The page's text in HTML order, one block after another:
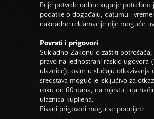
Prije potvrde online kupnje potrebno
podatke o događaju, datumu i
naknadne reklamacije nije moguće
Povrati i prigovori
Sukladno Zakonu o zaštiti potrošača,
pravo na jednostrani raskid ugovora
ulaznice), osim u slučaju otkazivanja
sredstava moguć je isključivo za
roku od 60 dana, na mjestu i na
ulaznica kupljena.
Pisani prigovori mogu se podnijeti: